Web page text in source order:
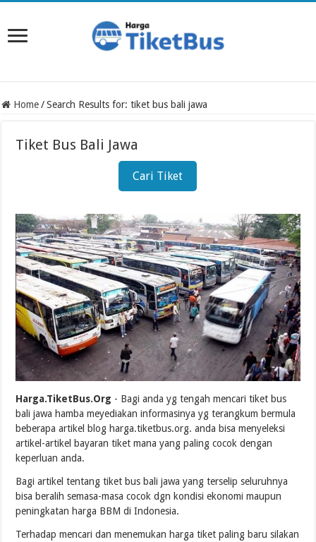
Home / Search Results for: tiket bus bali jawa
Tiket Bus Bali Jawa
Cari Tiket
Harga.TiketBus.Org - Bagi anda yg tengah mencari tiket bus
bali jawa hamba meyediakan informasinya yg terangkum bermula
beberapa artikel blog harga.tiketbus.org. anda bisa menyeleksi
artikel-artikel bayaran tiket mana yang paling cocok dengan
keperluan anda.
Bagi artikel tentang tiket bus bali jawa yang terselip seluruhnya
bisa beralih semasa-masa cocok dgn kondisi ekonomi maupun
peningkatan harga BBM di Indonesia.
Terhadap mencari dan menemukan harga tiket paling baru silakan